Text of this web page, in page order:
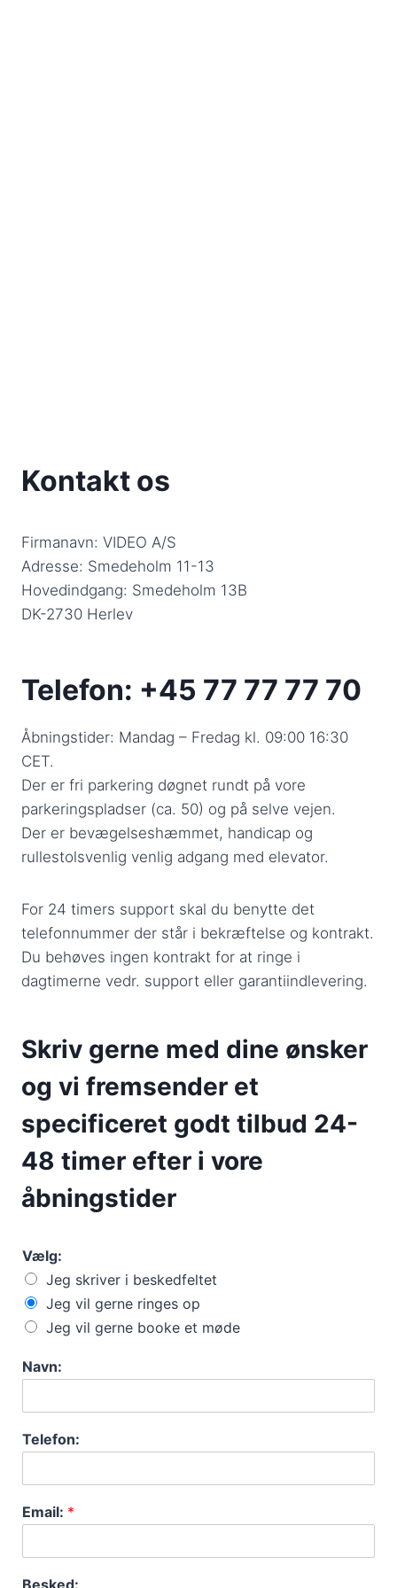
Kontakt os
Firmanavn: VIDEO A/S
Adresse: Smedeholm 11-13
Hovedindgang: Smedeholm 13B
DK-2730 Herlev
Telefon: +45 77 77 77 70
Åbningstider: Mandag – Fredag kl. 09:00 16:30
CET.
Der er fri parkering døgnet rundt på vore
parkeringspladser (ca. 50) og på selve vejen.
Der er bevægelseshæmmet, handicap og
rullestolsvenlig venlig adgang med elevator.
For 24 timers support skal du benytte det
telefonnummer der står i bekræftelse og kontrakt.
Du behøves ingen kontrakt for at ringe i
dagtimerne vedr. support eller garantiindlevering.
Skriv gerne med dine ønsker
og vi fremsender et
specificeret godt tilbud 24-
48 timer efter i vore
åbningstider
Vælg:
Jeg skriver i beskedfeltet
Jeg vil gerne ringes op
Jeg vil gerne booke et møde
Navn:
Telefon:
Email: *
Besked: